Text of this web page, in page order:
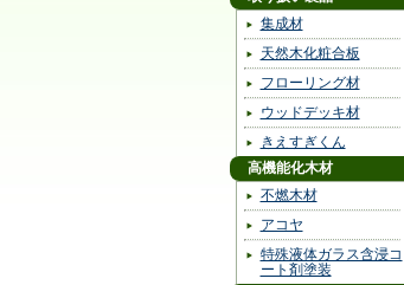
集成材
天然木化粧合板
フローリング材
ウッドデッキ材
きえすぎくん
高機能化木材
不燃木材
アコヤ
特殊液体ガラス含浸コ
ート剤塗装